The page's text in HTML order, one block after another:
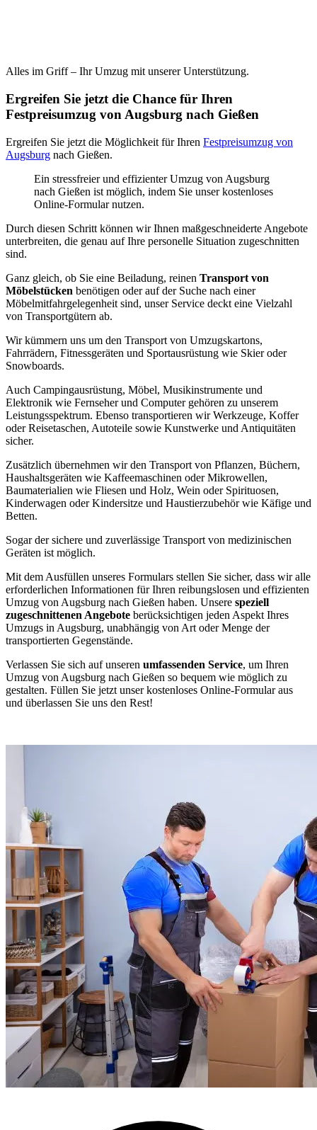
Alles im Griff – Ihr Umzug mit unserer Unterstützung.
Ergreifen Sie jetzt die Chance für Ihren
Festpreisumzug von Augsburg nach Gießen
Ergreifen Sie jetzt die Möglichkeit für Ihren Festpreisumzug von
Augsburg nach Gießen.
Ein stressfreier und effizienter Umzug von Augsburg
nach Gießen ist möglich, indem Sie unser kostenloses
Online-Formular nutzen.
Durch diesen Schritt können wir Ihnen maßgeschneiderte Angebote
unterbreiten, die genau auf Ihre personelle Situation zugeschnitten
sind.
Ganz gleich, ob Sie eine Beiladung, reinen Transport von
Möbelstücken benötigen oder auf der Suche nach einer
Möbelmitfahrgelegenheit sind, unser Service deckt eine Vielzahl
von Transportgütern ab.
Wir kümmern uns um den Transport von Umzugskartons,
Fahrrädern, Fitnessgeräten und Sportausrüstung wie Skier oder
Snowboards.
Auch Campingausrüstung, Möbel, Musikinstrumente und
Elektronik wie Fernseher und Computer gehören zu unserem
Leistungsspektrum. Ebenso transportieren wir Werkzeuge, Koffer
oder Reisetaschen, Autoteile sowie Kunstwerke und Antiquitäten
sicher.
Zusätzlich übernehmen wir den Transport von Pflanzen, Büchern,
Haushaltsgeräten wie Kaffeemaschinen oder Mikrowellen,
Baumaterialien wie Fliesen und Holz, Wein oder Spirituosen,
Kinderwagen oder Kindersitze und Haustierzubehör wie Käfige und
Betten.
Sogar der sichere und zuverlässige Transport von medizinischen
Geräten ist möglich.
Mit dem Ausfüllen unseres Formulars stellen Sie sicher, dass wir alle
erforderlichen Informationen für Ihren reibungslosen und effizienten
Umzug von Augsburg nach Gießen haben. Unsere speziell
zugeschnittenen Angebote berücksichtigen jeden Aspekt Ihres
Umzugs in Augsburg, unabhängig von Art oder Menge der
transportierten Gegenstände.
Verlassen Sie sich auf unseren umfassenden Service, um Ihren
Umzug von Augsburg nach Gießen so bequem wie möglich zu
gestalten. Füllen Sie jetzt unser kostenloses Online-Formular aus
und überlassen Sie uns den Rest!